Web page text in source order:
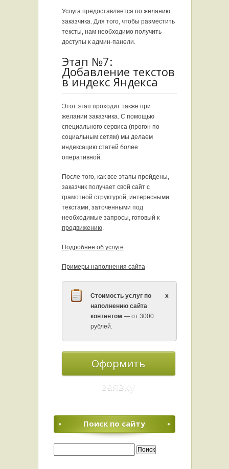
Услуга предоставляется по желанию
заказчика. Для того, чтобы разместить
тексты, нам необходимо получить
доступы к админ-панели.
Этап №7:
Добавление текстов
в индекс Яндекса
Этот этап проходит также при
желании заказчика. С помощью
специального сервиса (прогон по
социальным сетям) мы делаем
индексацию статей более
оперативной.
После того, как все этапы пройдены,
заказчик получает свой сайт с
грамотной структурой, интересными
текстами, заточенными под
необходимые запросы, готовый к
продвижению.
Подробнее об услуге
Примеры наполнения сайта
x
Стоимость услуг по
наполнению сайта
контентом — от 3000
рублей.
Оформить
заявку
Поиск по сайту